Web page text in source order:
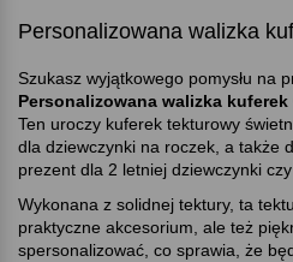
Personalizowana walizka
Szukasz wyjątkowego pomysłu na
Personalizowana walizka kuferek
Ten uroczy kuferek tekturowy
dla dziewczynki na roczek, a także
prezent dla 2 letniej dziewczynki
Wykonana z solidnej tektury, ta
praktyczne akcesorium, ale też
spersonalizować, co sprawia, że